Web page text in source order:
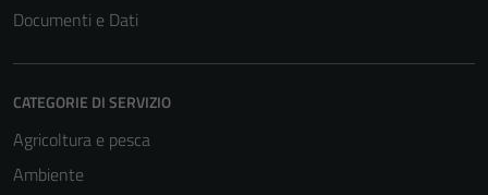
Documenti e Dati
CATEGORIE DI SERVIZIO
Agricoltura e pesca
Ambiente